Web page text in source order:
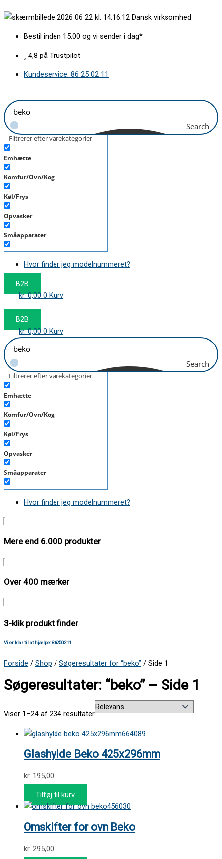
til
Dansk virksomhed
Bestil inden 15.00 og vi sender i dag*
4,8 på Trustpilot
Kundeservice: 86 25 02 11
Search
Filtrerer efter varekategorier
Emhætte
Komfur/Ovn/Kog
Køl/Frys
Opvasker
Småapparater
Støvsuger
Tørretumbler
Tilbehør/Plejemidler
Hvor finder jeg modelnummeret?
B2B
kr.0,00 0 Kurv
B2B
kr.0,00 0 Kurv
Search
Filtrerer efter varekategorier
Emhætte
Komfur/Ovn/Kog
Køl/Frys
Opvasker
Småapparater
Støvsuger
Hvor finder jeg modelnummeret?
Mere end 6.000 produkter
Over 400 mærker
3-klik produkt finder
Vi er klar til at hjælpe: 86250211
Forside / Shop / Søgeresultater for “beko” / Side 1
Søgeresultater: “beko” – Side 1
Viser 1–24 af 234 resultater
664089
Glashylde Beko 425x296mm
kr. 195,00
Tilføj til kurv
456030
Omskifter for ovn Beko
kr. 295,00